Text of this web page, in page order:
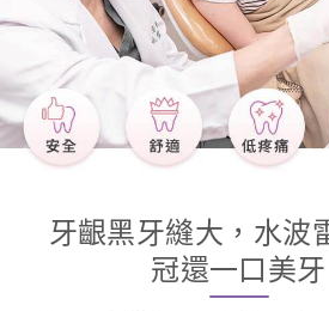
牙齦黑牙縫大，水波
冠還一口美牙